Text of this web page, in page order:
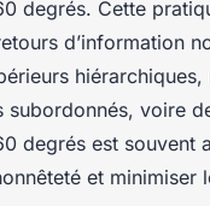
degrés. Cette
d’information
hiérarchiques,
subordonnés, voire
degrés est souvent
et minimiser